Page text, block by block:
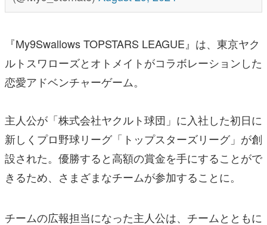
『My9Swallows TOPSTARS LEAGUE』は、東京ヤク
ルトスワローズとオトメイトがコラボレーションした
恋愛アドベンチャーゲーム。
主人公が「株式会社ヤクルト球団」に入社した初日に
新しくプロ野球リーグ「トップスターズリーグ」が創
設された。優勝すると高額の賞金を手にすることがで
きるため、さまざまなチームが参加することに。
チームの広報担当になった主人公は、チームとともに